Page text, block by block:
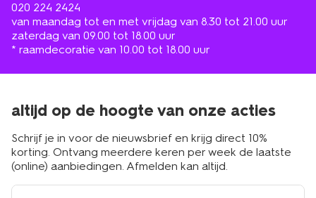
020 224 2424
van maandag tot en met vrijdag van 8.30 tot 21.00 uur
zaterdag van 09.00 tot 18.00 uur
* raamdecoratie van 10.00 tot 18.00 uur
altijd op de hoogte van onze acties
Schrijf je in voor de nieuwsbrief en krijg direct 10%
korting. Ontvang meerdere keren per week de laatste
(online) aanbiedingen. Afmelden kan altijd.
e-